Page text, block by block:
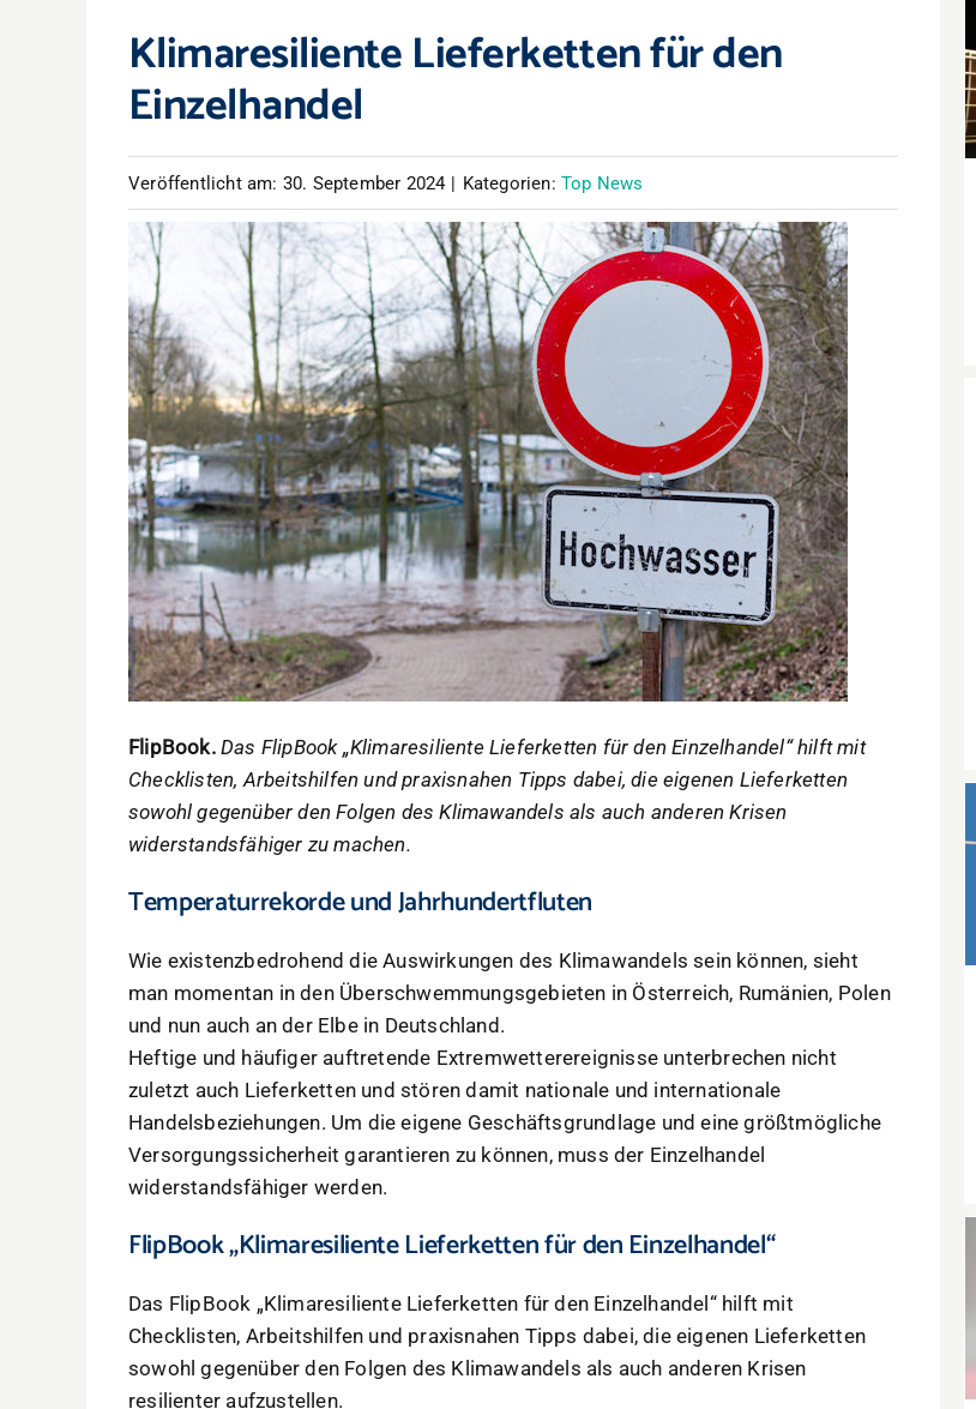
Klimaresiliente Lieferketten für den
Einzelhandel
Veröffentlicht am: 30. September 2024 | Kategorien:Top News
FlipBook. Das FlipBook „Klimaresiliente Lieferketten für den Einzelhandel“ hilft mit
Checklisten, Arbeitshilfen und praxisnahen Tipps dabei, die eigenen Lieferketten
sowohl gegenüber den Folgen des Klimawandels als auch anderen Krisen
widerstandsfähiger zu machen.
Temperaturrekorde und Jahrhundertfluten
Wie existenzbedrohend die Auswirkungen des Klimawandels sein können, sieht
man momentan in den Überschwemmungsgebieten in Österreich, Rumänien, Polen
und nun auch an der Elbe in Deutschland.
Heftige und häufiger auftretende Extremwetterereignisse unterbrechen nicht
zuletzt auch Lieferketten und stören damit nationale und internationale
Handelsbeziehungen. Um die eigene Geschäftsgrundlage und eine größtmögliche
Versorgungssicherheit garantieren zu können, muss der Einzelhandel
widerstandsfähiger werden.
FlipBook „Klimaresiliente Lieferketten für den Einzelhandel“
Das FlipBook „Klimaresiliente Lieferketten für den Einzelhandel“ hilft mit
Checklisten, Arbeitshilfen und praxisnahen Tipps dabei, die eigenen Lieferketten
sowohl gegenüber den Folgen des Klimawandels als auch anderen Krisen
resilienter aufzustellen.